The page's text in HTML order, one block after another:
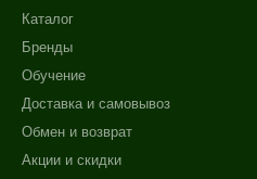
Каталог
Бренды
Обучение
Доставка и самовывоз
Обмен и возврат
Акции и скидки